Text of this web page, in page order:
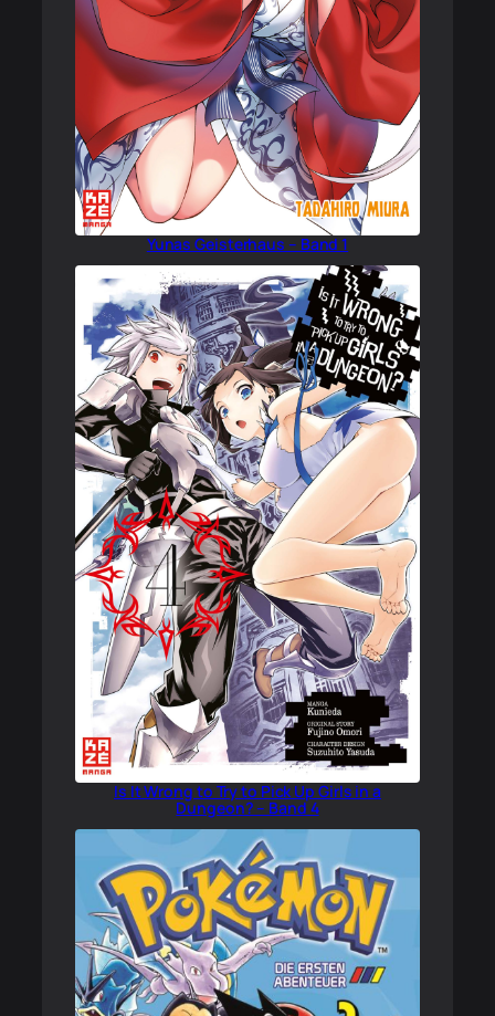
Yunas Geisterhaus – Band 1
Is It Wrong to Try to Pick Up Girls in a
Dungeon? – Band 4